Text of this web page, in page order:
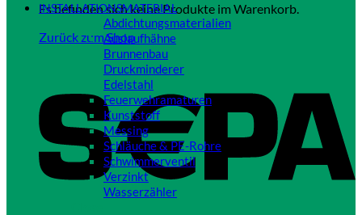
Es befinden sich keine Produkte im Warenkorb.
Zurück zum Shop
INSTALLATIONSMATERIAL
Abdichtungsmaterialien
Auslaufhähne
Brunnenbau
Druckminderer
Edelstahl
Feuerwehramaturen
Kunststoff
Messing
Schläuche & PE-Rohre
Schwimmerventil
Verzinkt
Wasserzähler